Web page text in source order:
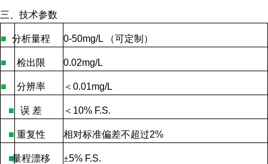
三、技术参数
■ 分析量程 0-50mg/L （可定制）
■ 检出限 0.02mg/L
■ 分辨率 ＜ 0.01mg/L
■ 误 差 ＜ 10% F.S.
■ 重复性 相对标准偏差不超过2%
■量程漂移 ±5% F.S.